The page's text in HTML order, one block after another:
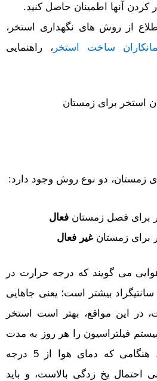
کردن آنها اطمینان حاصل کنید.
از روش های نگهداری استخر،
ساخت استخر، راهنمایی
زمستان، دو نوع روش وجود دارد:
برای فصل زمستان فعال
برای زمستانغیر فعال
می گویند که درجه حرارت در
از 5 درجه سانتیگراد بیشتر است؛ یعنی جاهایی
در این مواقع، بهتر است استخر
فیلتراسیون را هر روز به مدت
دو ساعت خاموش کنید. هنگامی که دمای هوا از 5 درجه
احتمال یخ زدگی بالاست، و باید